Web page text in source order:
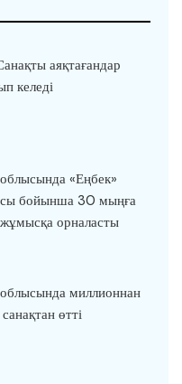
аяқтағандар
келеді
«Еңбек»
бойынша 30 мыңға
орналасты
миллионнан
өтті